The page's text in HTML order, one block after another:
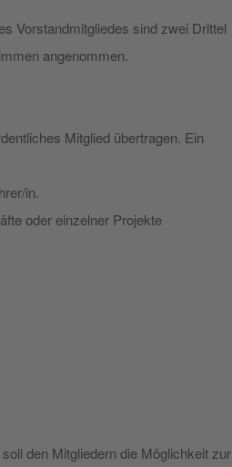
Vorstandmitgliedes sind zwei Drittel
angenommen.
Mitglied übertragen. Ein
in.
oder einzelner Projekte
den Mitgliedern die Möglichkeit zur